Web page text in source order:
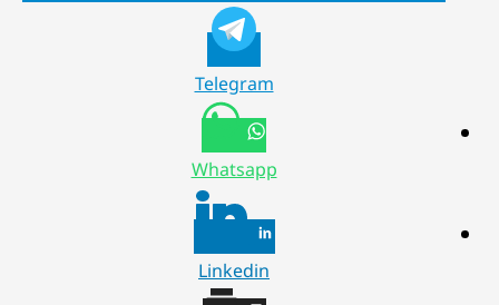
Telegram
Whatsapp
Linkedin